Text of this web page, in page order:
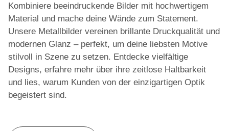
Kombiniere beeindruckende Bilder mit hochwertigem
Material und mache deine Wände zum Statement.
Unsere Metallbilder vereinen brillante Druckqualität und
modernen Glanz – perfekt, um deine liebsten Motive
stilvoll in Szene zu setzen. Entdecke vielfältige
Designs, erfahre mehr über ihre zeitlose Haltbarkeit
und lies, warum Kunden von der einzigartigen Optik
begeistert sind.